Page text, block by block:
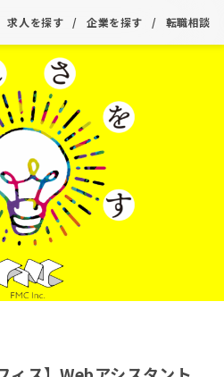
求人を探す 企業を探す 転職相談